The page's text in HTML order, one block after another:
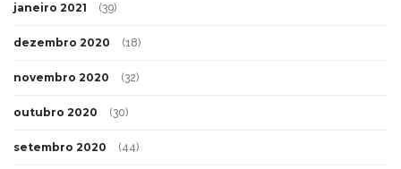
janeiro 2021 (39)
dezembro 2020 (18)
novembro 2020 (32)
outubro 2020 (30)
setembro 2020 (44)